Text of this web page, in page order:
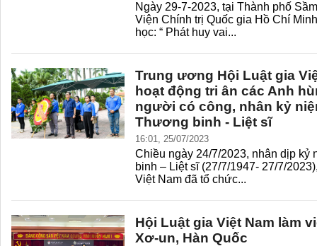
Ngày 29-7-2023, tại Thành phố
Viện Chính trị Quốc gia Hồ Chí
học: “ Phát huy vai...
Trung ương Hội Luật gia
hoạt động tri ân các Anh
người có công, nhân kỷ
Thương binh - Liệt sĩ
16:01, 25/07/2023
Chiều ngày 24/7/2023, nhân dịp kỷ
binh – Liệt sĩ (27/7/1947- 27/7/
Việt Nam đã tổ chức...
Hội Luật gia Việt Nam làm
Xơ-un, Hàn Quốc